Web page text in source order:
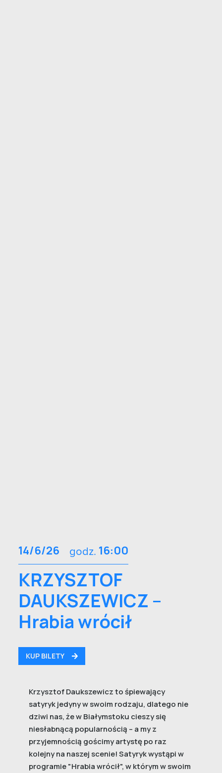
14/6/26 godz. 16:00
KRZYSZTOF
DAUKSZEWICZ –
Hrabia wrócił
KUP BILETY
Krzysztof Daukszewicz to śpiewający
satyryk jedyny w swoim rodzaju, dlatego nie
dziwi nas, że w Białymstoku cieszy się
niesłabnącą popularnością – a my z
przyjemnością gościmy artystę po raz
kolejny na naszej scenie! Satyryk wystąpi w
programie "Hrabia wrócił", w którym w swoim